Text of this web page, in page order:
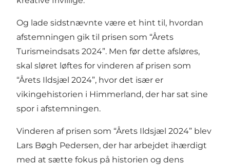
Og lade sidstnævnte være et hint til, hvordan
afstemningen gik til prisen som “Årets
Turismeindsats 2024”. Men før dette afsløres,
skal sløret løftes for vinderen af prisen som
“Årets Ildsjæl 2024”, hvor det især er
vikingehistorien i Himmerland, der har sat sine
spor i afstemningen.
Vinderen af prisen som “Årets Ildsjæl 2024” blev
Lars Bøgh Pedersen, der har arbejdet ihærdigt
med at sætte fokus på historien og dens